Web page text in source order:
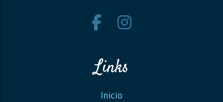
Links
Inicio